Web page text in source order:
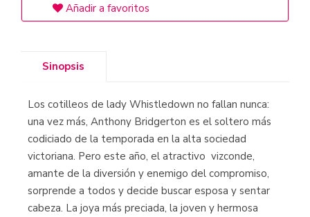
Añadir a favoritos
Sinopsis
Los cotilleos de lady Whistledown no fallan nunca:
una vez más, Anthony Bridgerton es el soltero más
codiciado de la temporada en la alta sociedad
victoriana. Pero este año, el atractivo vizconde,
amante de la diversión y enemigo del compromiso,
sorprende a todos y decide buscar esposa y sentar
cabeza. La joya más preciada, la joven y hermosa